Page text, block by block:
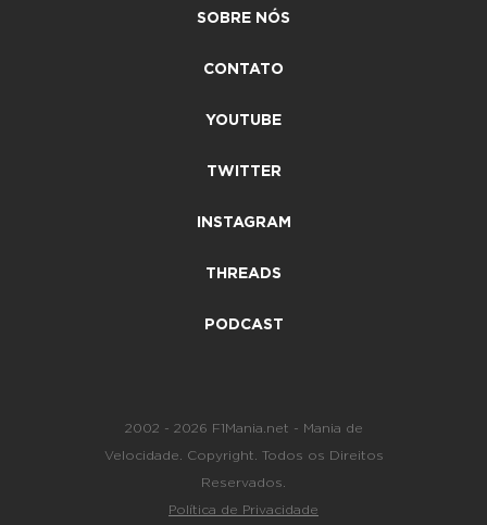
SOBRE NÓS
CONTATO
YOUTUBE
TWITTER
INSTAGRAM
THREADS
PODCAST
2002 - 2026 F1Mania.net - Mania de
Velocidade. Copyright. Todos os Direitos
Reservados.
Política de Privacidade